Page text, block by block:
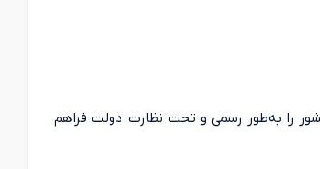
را به‌طور رسمی و تحت نظارت دولت فراهم